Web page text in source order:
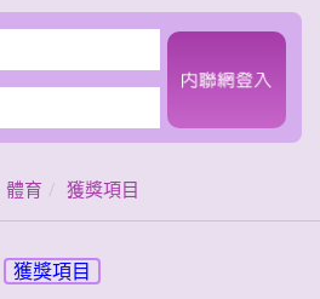
體育 獲獎項目
獲獎項目